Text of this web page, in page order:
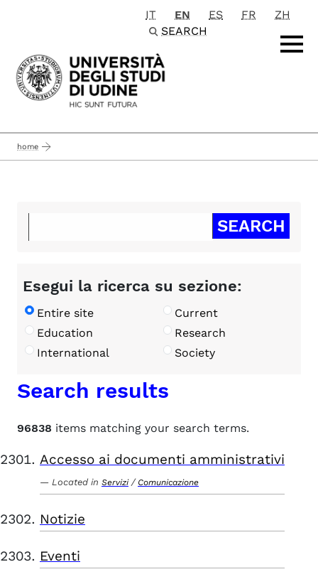
Passa al contenuto principale
IT EN ES FR
ZH
SEARCH
home
Esegui la ricerca su sezione:
Entire site
Current
Education
Research
International
Society
Search results
96838 items matching your search terms.
Accesso ai documenti amministrativi
Located in Servizi / Comunicazione
Notizie
Eventi